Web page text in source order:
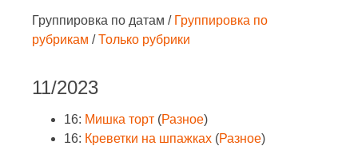
Группировка по датам / Группировка по
рубрикам /Только рубрики
11/2023
16: Мишка торт (Разное)
16: Креветки на шпажках (Разное)